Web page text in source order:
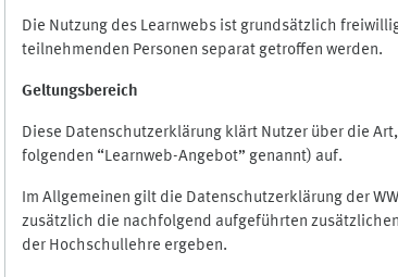
Die Nutzung des Learnwebs ist grundsätzlich
teilnehmenden Personen separat getroffen werden.
Geltungsbereich
Diese Datenschutzerklärung klärt Nutzer über die
folgenden “Learnweb-Angebot” genannt) auf.
Im Allgemeinen gilt die Datenschutzerklärung der
zusätzlich die nachfolgend aufgeführten
der Hochschullehre ergeben.